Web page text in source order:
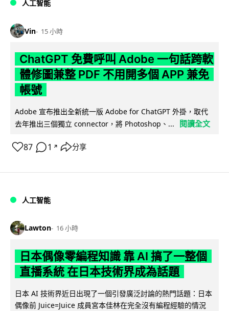
人工智能
Vin 15 小時
ChatGPT 免費呼叫 Adobe 一句話跨軟
體修圖兼整 PDF 不用開多個 APP 兼免
帳號
Adobe 宣布推出全新統一版 Adobe for ChatGPT 外掛，取代
去年推出三個獨立 connector，將 Photoshop、...
閱讀全文
87 1 ↗ 分享
人工智能
Lawton 16 小時
日本偶像零編程知識 靠 AI 搞了一整個
直播系統 在日本技術界成為話題
日本 AI 技術界近日出現了一個引發廣泛討論的熱門話題：日本
偶像前 Juice=Juice 成員宮本佳林在完全沒有編程經驗的情況